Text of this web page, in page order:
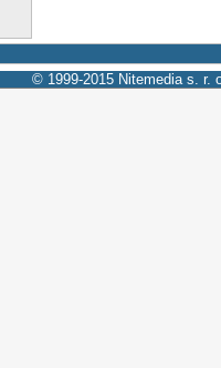
© 1999-2015 Nitemedia s. r.